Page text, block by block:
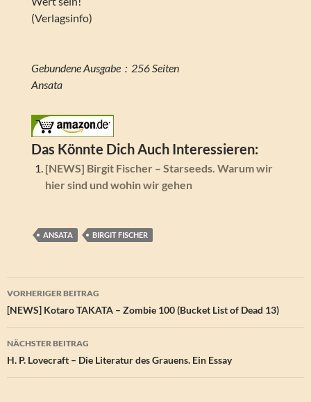
(Verlagsinfo)
Gebundene Ausgabe ‏ : ‎ 256 Seiten
Ansata
Das Könnte Dich Auch Interessieren:
[NEWS] Birgit Fischer – Starseeds. Warum wir
hier sind und wohin wir gehen
ANSATA BIRGIT FISCHER
Beitragsnavigation
VORHERIGER BEITRAG
[NEWS] Kotaro TAKATA – Zombie 100 (Bucket List of Dead 13)
NÄCHSTER BEITRAG
H. P. Lovecraft – Die Literatur des Grauens. Ein Essay